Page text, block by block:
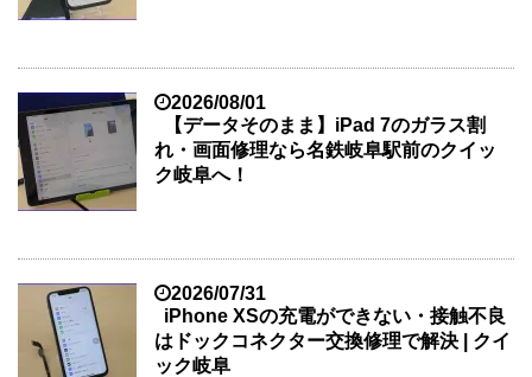
2026/08/01
【データそのまま】iPad 7のガラス割
れ・画面修理なら名鉄岐阜駅前のクイッ
ク岐阜へ！
2026/07/31
iPhone XSの充電ができない・接触不良
はドックコネクター交換修理で解決 | クイ
ック岐阜